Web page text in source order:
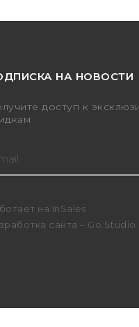
НА НОВОСТИ
доступ к
на InSales
сайта – Go.Studio